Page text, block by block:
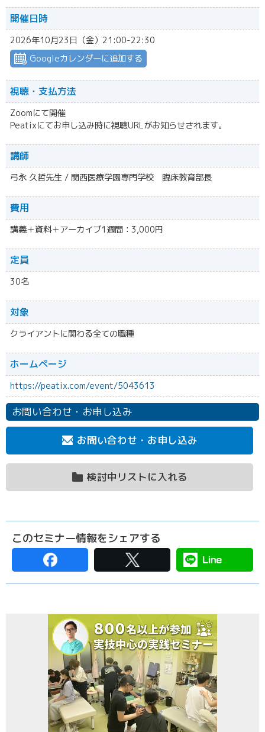
開催日時
2026年10月23日（金）21:00-22:30
Googleカレンダーに追加する
視聴・ 支払方法
Zoomにて開催
Peatixにてお申し込み時に視聴URLがお知らせされます。
講師
弓永 久哲先生 / 関西医療学園専門学校 臨床教育部長
費用
講義＋資料＋アーカイブ1週間：3,000円
定員
30名
対象
クライアントに関わる全ての職種
ホームページ
https://peatix.com/event/5043613
お問い合わせ・お申し込み
お問い合わせ・お申し込み
検討中リストに入れる
このセミナー情報をシェアする